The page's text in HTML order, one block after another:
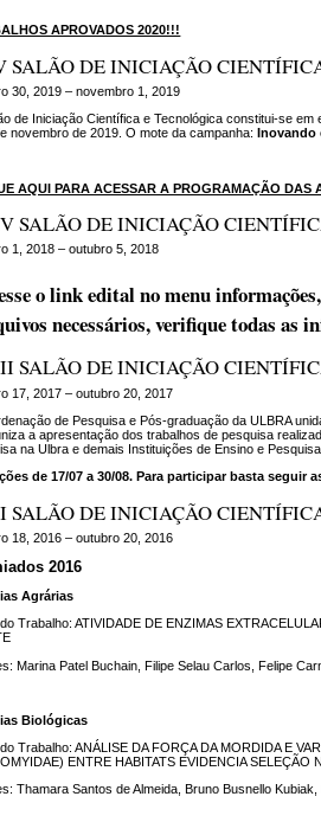
APROVADOS 2020!!!
SALÃO DE INICIAÇÃO
30, 2019 – novembro 1, 2019
de Iniciação Científica e Tecnológica constitui-se
novembro de 2019. O mote da campanha:Inovando
AQUI PARA ACESSAR A PROGRAMAÇÃO DAS
SALÃO DE INICIAÇÃO
1, 2018 – outubro 5, 2018
o link edital no menu
necessários, verifique todas as
SALÃO DE INICIAÇÃO
17, 2017 – outubro 20, 2017
de Pesquisa e Pós-graduação da ULBRA
a apresentação dos trabalhos de pesquisa
na Ulbra e demais Instituições de Ensino e Pesquisa.
de 17/07 a 30/08. Para participar basta seguir
SALÃO DE INICIAÇÃO
18, 2016 – outubro 20, 2016
2016
Agrárias
Trabalho: ATIVIDADE DE ENZIMAS
Marina Patel Buchain, Filipe Selau Carlos, Felipe
Biológicas
Trabalho: ANÁLISE DA FORÇA DA MORDIDA E
ENTRE HABITATS EVIDENCIA SELEÇÃO
Thamara Santos de Almeida, Bruno Busnello